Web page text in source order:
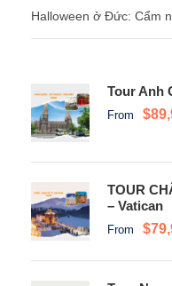
Halloween ở Đức: Cẩm
Tour Anh
From
TOUR
– Vatican
From